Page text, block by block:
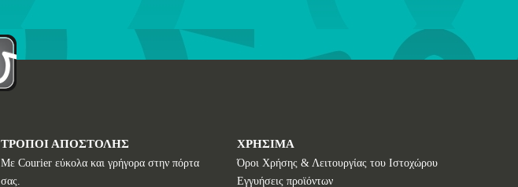
ΤΡΟΠΟΙ ΑΠΟΣΤΟΛΗΣ
Με Courier εύκολα και γρήγορα στην πόρτα
σας.
ΧΡΗΣΙΜΑ
Όροι Χρήσης & Λειτουργίας του Ιστοχώρου
Εγγυήσεις προϊόντων